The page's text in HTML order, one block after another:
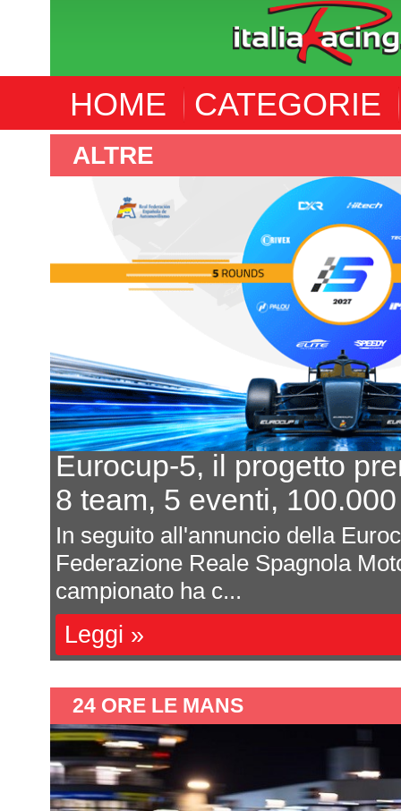
HOME CATEGORIE
ALTRE
Eurocup-5, il progetto
8 team, 5 eventi,
In seguito all'annuncio della
Federazione Reale Spagnola
campionato ha c...
Leggi »
24 ORE LE MANS